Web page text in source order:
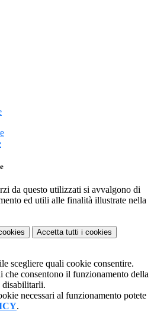
da questo utilizzati si avvalgono di
ed utili alle finalità illustrate nella
Accetta tutti i cookies
scegliere quali cookie consentire.
che consentono il funzionamento della
disabilitarli.
necessari al funzionamento potete
.